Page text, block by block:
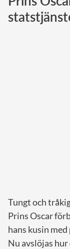
Tungt och
Prins Oscar
hans kusin
Nu avslöjas